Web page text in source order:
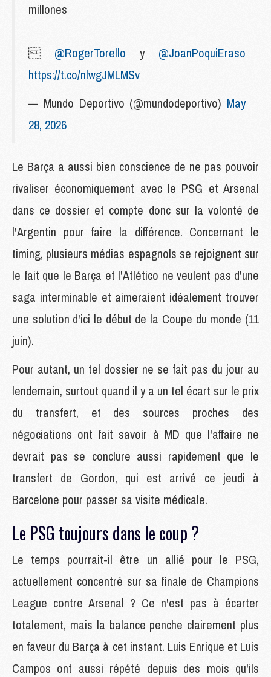
millones
 @RogerTorello y @JoanPoquiEraso
https://t.co/nlwgJMLMSv
— Mundo Deportivo (@mundodeportivo) May
28, 2026
Le Barça a aussi bien conscience de ne pas pouvoir
rivaliser économiquement avec le PSG et Arsenal
dans ce dossier et compte donc sur la volonté de
l'Argentin pour faire la différence. Concernant le
timing, plusieurs médias espagnols se rejoignent sur
le fait que le Barça et l'Atlético ne veulent pas d'une
saga interminable et aimeraient idéalement trouver
une solution d'ici le début de la Coupe du monde (11
juin).
Pour autant, un tel dossier ne se fait pas du jour au
lendemain, surtout quand il y a un tel écart sur le prix
du transfert, et des sources proches des
négociations ont fait savoir à MD que l'affaire ne
devrait pas se conclure aussi rapidement que le
transfert de Gordon, qui est arrivé ce jeudi à
Barcelone pour passer sa visite médicale.
Le PSG toujours dans le coup ?
Le temps pourrait-il être un allié pour le PSG,
actuellement concentré sur sa finale de Champions
League contre Arsenal ? Ce n'est pas à écarter
totalement, mais la balance penche clairement plus
en faveur du Barça à cet instant. Luis Enrique et Luis
Campos ont aussi répété depuis des mois qu'ils